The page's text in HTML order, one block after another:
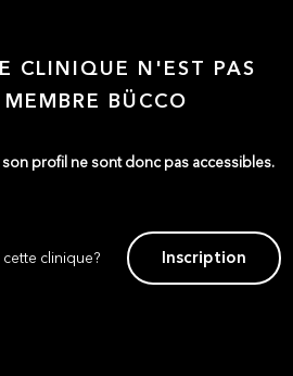
CLINIQUE N'EST PAS
MEMBRE BÜCCO
profil ne sont donc pas accessibles.
clinique? Inscription